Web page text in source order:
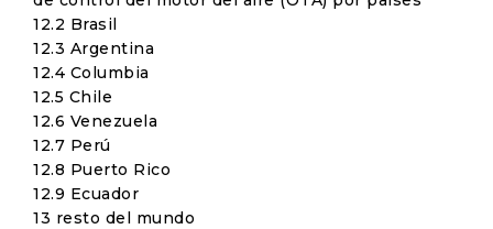
12.2 Brasil
12.3 Argentina
12.4 Columbia
12.5 Chile
12.6 Venezuela
12.7 Perú
12.8 Puerto Rico
12.9 Ecuador
13 resto del mundo